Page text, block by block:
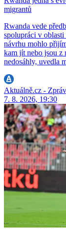
migrantů
Rwanda vede
spolupráci v
návrhu mohlo
kam jít nebo jsou z
nedosáhly, uvedla
Aktuálně.cz -
7. 8. 2026, 19:30